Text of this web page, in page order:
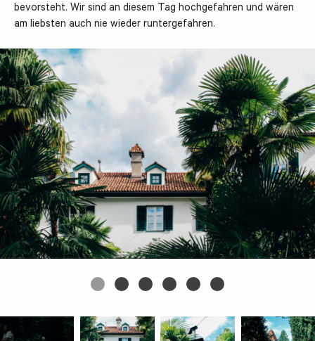
bevorsteht. Wir sind an diesem Tag hochgefahren und wären
am liebsten auch nie wieder runtergefahren.